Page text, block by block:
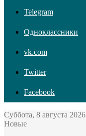
Telegram
Одноклассники
vk.com
Twitter
Facebook
Суббота, 8 августа 2026
Новые